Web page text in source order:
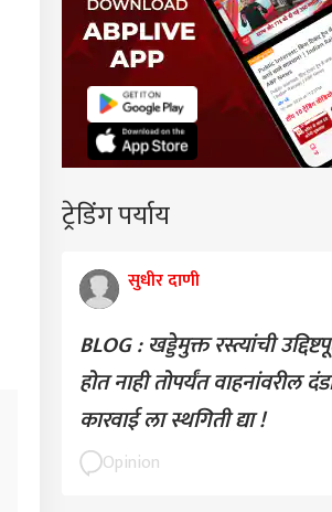
ट्रेडिंग पर्याय
सुधीर दाणी
BLOG : खड्डेमुक्त रस्त्यांची
होत नाही तोपर्यंत वाहनांवरील
कारवाई ला स्थगिती द्या !
Opinion
आमरण उपोषण